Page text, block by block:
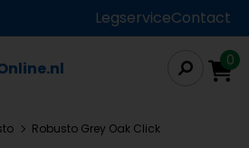
LegserviceContact
0
Robusto Grey Oak Click